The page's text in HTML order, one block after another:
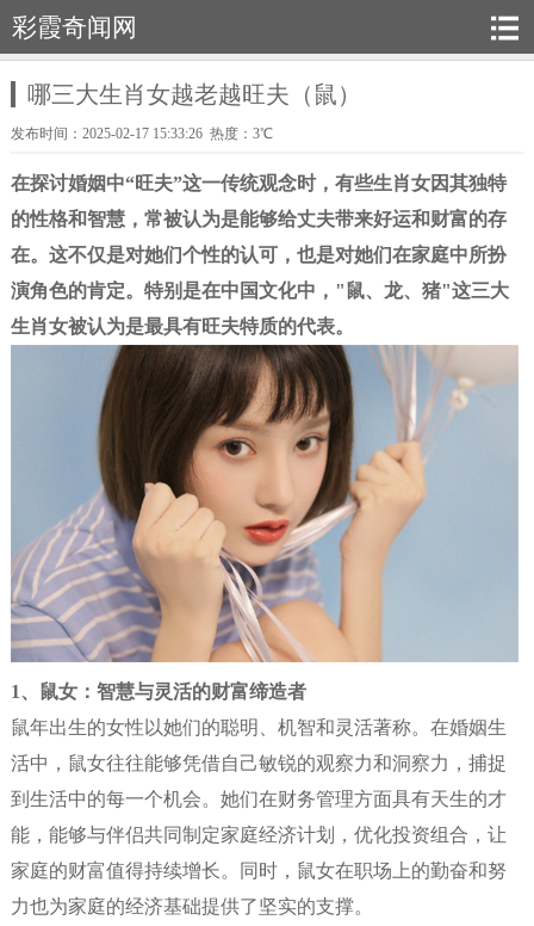
彩霞奇闻网
哪三大生肖女越老越旺夫（鼠）
发布时间：2025-02-17 15:33:26 热度：3℃
在探讨婚姻中“旺夫”这一传统观念时，有些生肖女因其独特
的性格和智慧，常被认为是能够给丈夫带来好运和财富的存
在。这不仅是对她们个性的认可，也是对她们在家庭中所扮
演角色的肯定。特别是在中国文化中，" 鼠、龙、猪"这三大
生肖女被认为是最具有旺夫特质的代表。
1、鼠女：智慧与灵活的财富缔造者
鼠年出生的女性以她们的聪明、机智和灵活著称。在婚姻生
活中，鼠女往往能够凭借自己敏锐的观察力和洞察力，捕捉
到生活中的每一个机会。她们在财务管理方面具有天生的才
能，能够与伴侣共同制定家庭经济计划，优化投资组合，让
家庭的财富值得持续增长。同时，鼠女在职场上的勤奋和努
力也为家庭的经济基础提供了坚实的支撑。